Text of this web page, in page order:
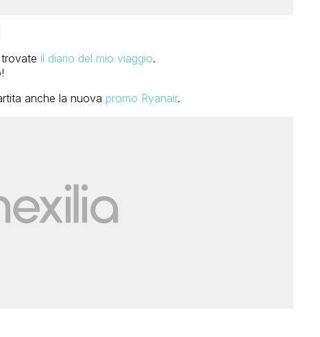
il diario del mio viaggio.
anche la nuova promo Ryanair.